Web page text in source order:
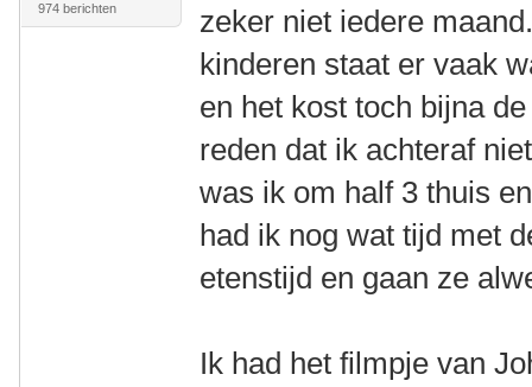
974 berichten
zeker niet iedere
kinderen staat er vaak
en het kost toch bijna
reden dat ik achteraf
was ik om half 3 thuis
had ik nog wat tijd met
etenstijd en gaan ze
Ik had het filmpje van